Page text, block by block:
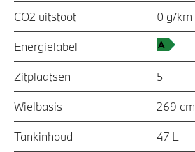
CO2 uitstoot 0 g/km
Energielabel
Zitplaatsen 5
Wielbasis 269 cm
Tankinhoud 47 L